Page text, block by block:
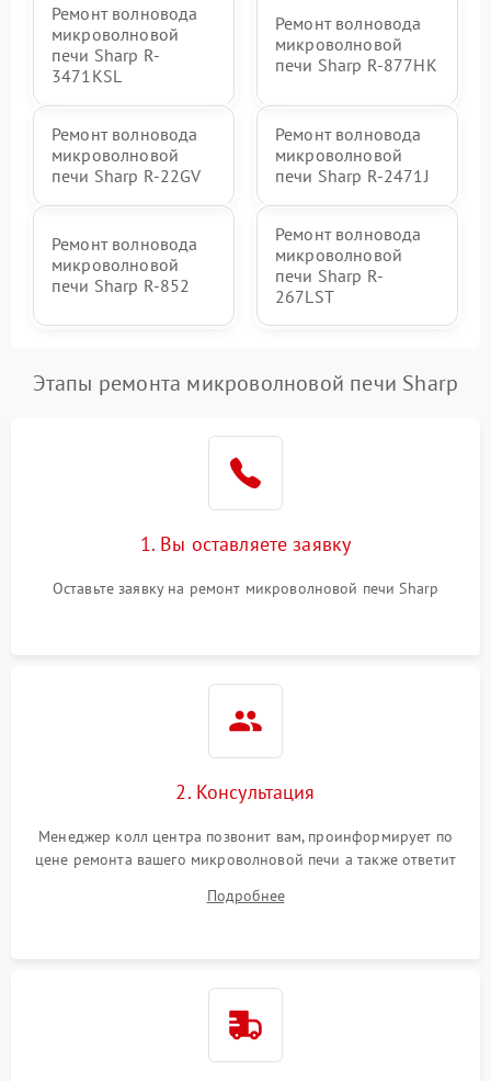
Ремонт волновода
микроволновой
печи Sharp R-
3471KSL
Ремонт волновода
микроволновой
печи Sharp R-877HK
Ремонт волновода
микроволновой
печи Sharp R-22GV
Ремонт волновода
микроволновой
печи Sharp R-2471J
Ремонт волновода
микроволновой
печи Sharp R-852
Ремонт волновода
микроволновой
печи Sharp R-
267LST
Этапы ремонта микроволновой печи Sharp
1. Вы оставляете заявку
Оставьте заявку на ремонт микроволновой печи Sharp
2. Консультация
Менеджер колл центра позвонит вам, проинформирует по
цене ремонта вашего микроволновой печи а также ответит
Подробнее